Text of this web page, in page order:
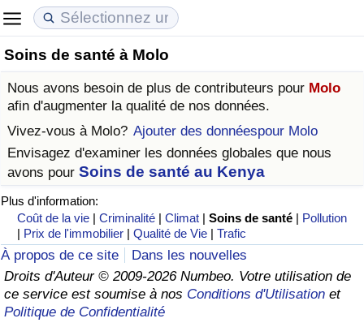
Soins de santé à Molo
Nous avons besoin de plus de contributeurs pour Molo
afin d'augmenter la qualité de nos données.
Vivez-vous à Molo? Ajouter des donnéespour Molo
Envisagez d'examiner les données globales que nous
avons pour Soins de santé au Kenya
Plus d'information:
Coût de la vie |Criminalité |Climat |Soins de santé | Pollution
| Prix de l'immobilier |Qualité de Vie |Trafic
À propos de ce site
Dans les nouvelles
Droits d'Auteur © 2009-2026 Numbeo. Votre utilisation de
ce service est soumise à nos Conditions d'Utilisation et
Politique de Confidentialité
Coût de la vie
Indice du Coût de la Vie (Actuel)
Indice du Coût de la Vie
Indice du coût de la vie par pays
à Akaba
Prix de l'immobilier
Indice des Prix de l'immobilier (Actuel)
Indice des Prix de l'immobilier
Indice des Prix de l'immobilier par Pays
Qualité de Vie
Indice de Qualité de Vie
Indice de Qualité de Vie (Actuel)
Indice de qualité de vie par pays
Criminalité
Indice de Criminalité (Actuel)
Indice de Criminalité